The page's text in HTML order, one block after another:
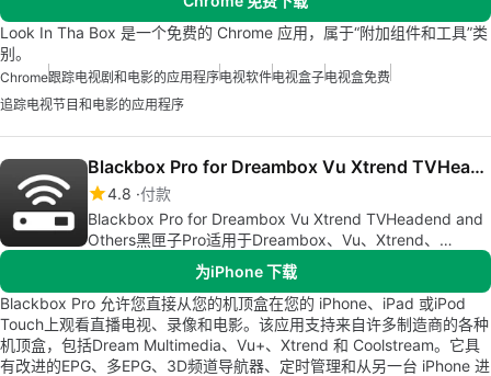
Look In Tha Box 是一个免费的 Chrome 应用，属于“附加组件和工具”类
别。
Chrome跟踪电视剧和电影的应用程序电视软件电视盒子电视盒免费
追踪电视节目和电影的应用程序
Blackbox Pro for Dreambox Vu Xtrend TVHeadend and Others
4.8 付款
Blackbox Pro for Dreambox Vu Xtrend TVHeadend and
Others黑匣子Pro适用于Dreambox、Vu、Xtrend、
TVHeadend和其他设备
为iPhone 下载
Blackbox Pro 允许您直接从您的机顶盒在您的 iPhone、iPad 或iPod
Touch上观看直播电视、录像和电影。该应用支持来自许多制造商的各种
机顶盒，包括Dream Multimedia、Vu+、Xtrend 和 Coolstream。它具
有改进的EPG、多EPG、3D频道导航器、定时管理和从另一台 iPhone 进